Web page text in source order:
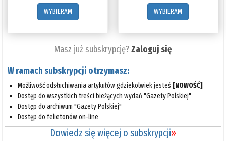
WYBIERAM
WYBIERAM
Masz już subskrypcję?Zaloguj się
W ramach subskrypcji otrzymasz:
Możliwość odsłuchiwania artykułów gdziekolwiek jesteś [NOWOŚĆ]
Dostęp do wszystkich treści bieżących wydań "Gazety Polskiej"
Dostęp do archiwum "Gazety Polskiej"
Dostęp do felietonów on-line
Dowiedz się więcej o subskrypcji»